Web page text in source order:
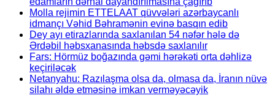
Molla rejimin ETTELAAT qüvvələri azərbaycanlı
idmançı Vəhid Bəhramənin evinə basqın edib
Dey ayı etirazlarında saxlanılan 54 nəfər hələ də
Ərdəbil həbsxanasında həbsdə saxlanılır
Fars: Hörmüz boğazında gəmi hərəkəti orta dəhlizə
keçiriləcək
Netanyahu: Razılaşma olsa da, olmasa da, İranın nüvə
silahı əldə etməsinə imkan verməyəcəyik